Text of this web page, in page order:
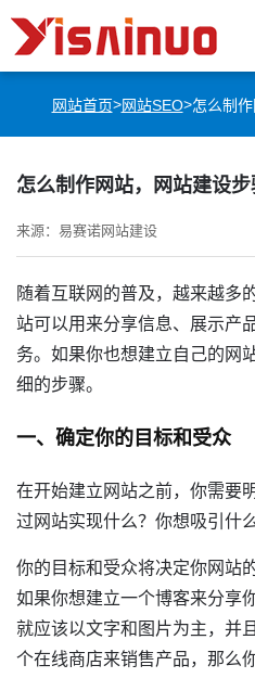
网站首页>网站SEO>怎么制
怎么制作网站，网站建设
来源：易赛诺网站建设
随着互联网的普及，越来越多
站可以用来分享信息、展示产
务。如果你也想建立自己的网
细的步骤。
一、确定你的目标和受众
在开始建立网站之前，你需要
过网站实现什么？你想吸引什
你的目标和受众将决定你网站
如果你想建立一个博客来分享
就应该以文字和图片为主，并
个在线商店来销售产品，那么